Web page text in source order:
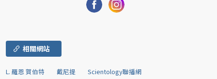
相關網站
L. 羅恩 賀伯特 戴尼提 Scientology聯播網